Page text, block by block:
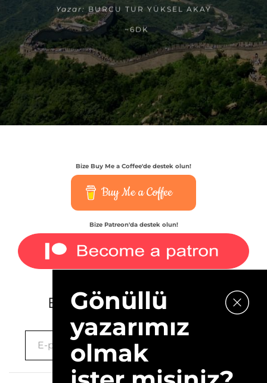
Yazar: BURCU TUR YÜKSEL AKAY
~6DK
Bize Buy Me a Coffee'de destek olun!
Buy Me a Coffee
Bize Patreon'da destek olun!
E-bültenimize kaydolun.
Gönüllü
yazarımız
olmak